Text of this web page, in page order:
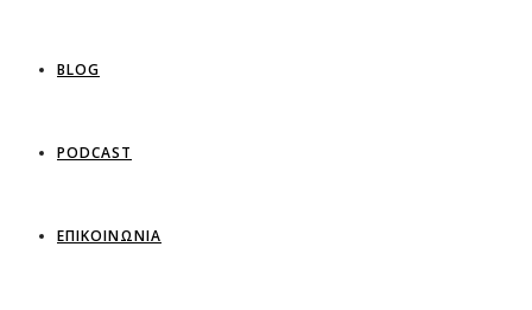
BLOG
PODCAST
ΕΠΙΚΟΙΝΩΝΙΑ